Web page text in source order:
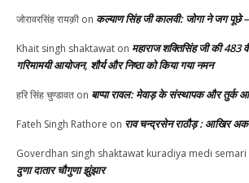
जोरावरसिंह रायक़ी on कल्याण सिंह जी कालवी: जोगा ने जग पूछे
Khait singh shaktawat on महाराज शक्तिसिंह जी की 483
गरिमामयी आयोजन, शौर्य और निष्ठा को किया गया नमन
हरि सिंह चुण्डावत on बाप्पा रावल: मेवाड़ के संस्थापक और तुर्क
Fateh Singh Rathore on राव चन्द्रसेन राठौड़ : आखिर
Goverdhan singh shaktawat kuradiya medi semari
दुणा दातार चौगुणा झुंझार